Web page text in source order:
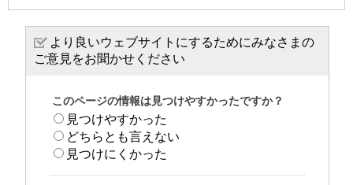
より良いウェブサイトにするためにみなさまの
ご意見をお聞かせください
このページの情報は見つけやすかったですか？
見つけやすかった
どちらとも言えない
見つけにくかった